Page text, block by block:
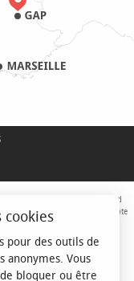
sur le Massif Alpin avec le fond
Régional Provence-Alpes-Côte
- FNADT - CIMA
cookies
pour des outils de
anonymes. Vous
bloquer ou être